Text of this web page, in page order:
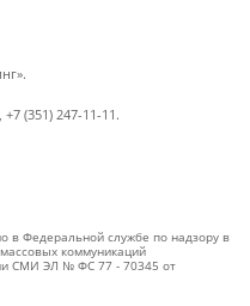
, +7 (351) 247-11-11.
в Федеральной службе по надзору в
коммуникаций
СМИ ЭЛ № ФС 77 - 70345 от